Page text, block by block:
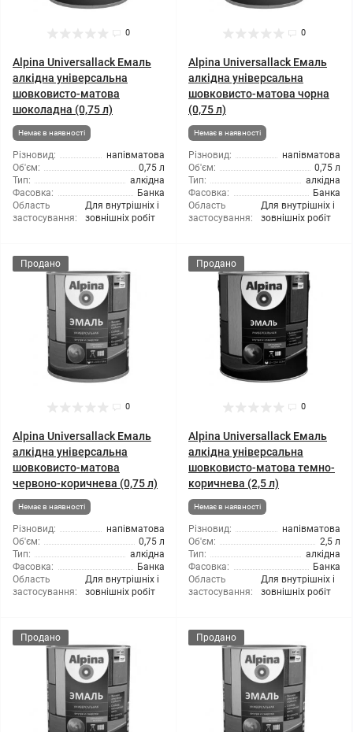
0
Alpina Universallack Емаль
алкідна універсальна
шовковисто-матова
шоколадна (0,75 л)
Немає в наявності
Різновид:
напівматова
Об'єм:
0,75 л
Тип:
алкідна
Фасовка:
Банка
Область
застосування:
Для внутрішніх і
зовнішніх робіт
0
Alpina Universallack Емаль
алкідна універсальна
шовковисто-матова чорна
(0,75 л)
Немає в наявності
Різновид:
напівматова
Об'єм:
0,75 л
Тип:
алкідна
Фасовка:
Банка
Область
застосування:
Для внутрішніх і
зовнішніх робіт
Продано
0
Alpina Universallack Емаль
алкідна універсальна
шовковисто-матова
червоно-коричнева (0,75 л)
Немає в наявності
Різновид:
напівматова
Об'єм:
0,75 л
Тип:
алкідна
Фасовка:
Банка
Область
застосування:
Для внутрішніх і
зовнішніх робіт
Продано
0
Alpina Universallack Емаль
алкідна універсальна
шовковисто-матова темно-
коричнева (2,5 л)
Немає в наявності
Різновид:
напівматова
Об'єм:
2,5 л
Тип:
алкідна
Фасовка:
Банка
Область
застосування:
Для внутрішніх і
зовнішніх робіт
Продано Продано